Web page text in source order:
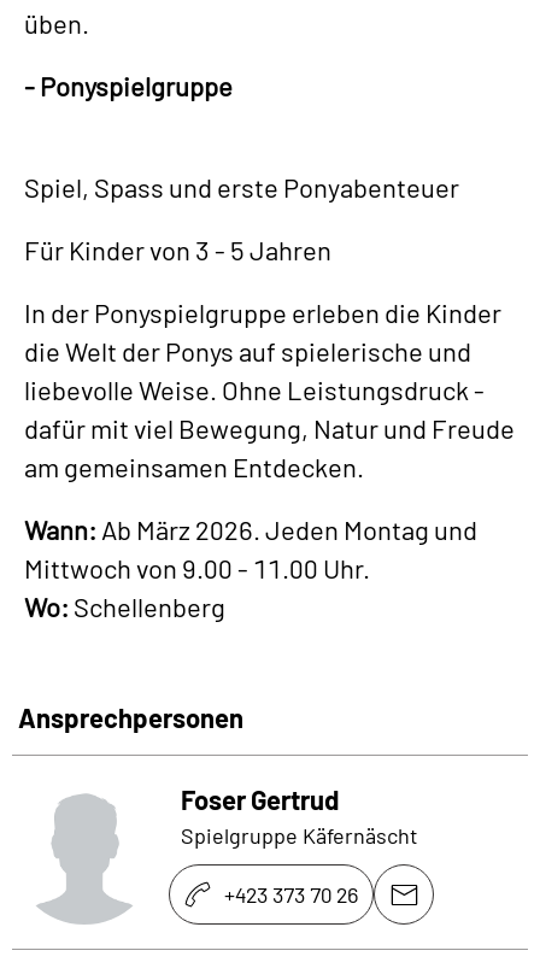
üben.
- Ponyspielgruppe
Spiel, Spass und erste Ponyabenteuer
Für Kinder von 3 - 5 Jahren
In der Ponyspielgruppe erleben die Kinder
die Welt der Ponys auf spielerische und
liebevolle Weise. Ohne Leistungsdruck -
dafür mit viel Bewegung, Natur und Freude
am gemeinsamen Entdecken.
Wann: Ab März 2026. Jeden Montag und
Mittwoch von 9.00 - 11.00 Uhr.
Wo: Schellenberg
Ansprechpersonen
Foser Gertrud
Spielgruppe Käfernäscht
+423 373 70 26